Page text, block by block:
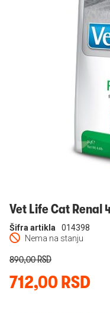
Vet Life Cat Renal
Nema na stanju
Šifra artikla 014398
712,00 RSD
890,00 RSD